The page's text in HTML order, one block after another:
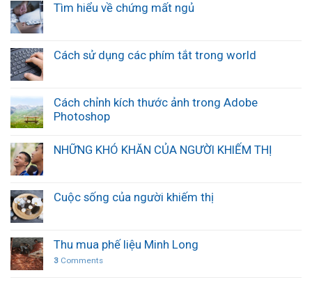
Tìm hiểu về chứng mất ngủ
Cách sử dụng các phím tắt trong world
Cách chỉnh kích thước ảnh trong Adobe
Photoshop
NHỮNG KHÓ KHĂN CỦA NGƯỜI KHIẾM THỊ
Cuộc sống của người khiếm thị
Thu mua phế liệu Minh Long
3 Comments